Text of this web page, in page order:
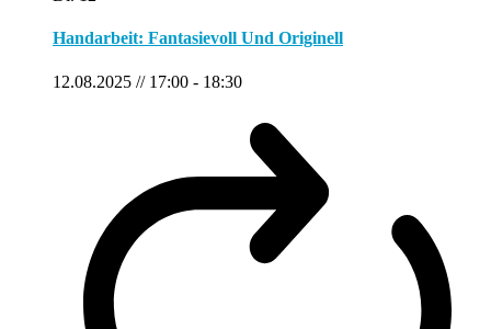
Handarbeit: Fantasievoll Und Originell
12.08.2025 // 17:00 - 18:30